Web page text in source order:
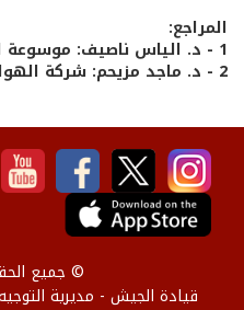
المراجع:
1­ - د. الياس ناصيف: موسوعة الشركات التجارية ج3.
2­ - د. ماجد مزيحم: شركة الهولدنغ، دراسة مقارنة.
© جميع
قيادة الجيش - مديرية